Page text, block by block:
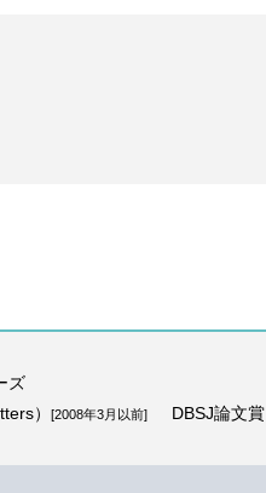
ズ
）
[2008年3月以前] DBSJ論文賞